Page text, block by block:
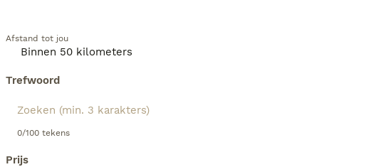
Afstand tot jou
Trefwoord
0/100 tekens
Prijs